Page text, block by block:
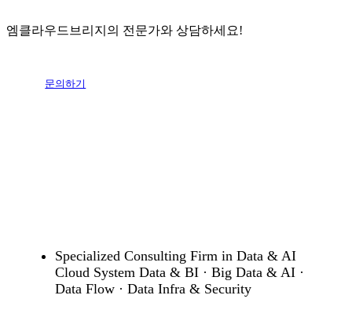
엠클라우드브리지의 전문가와 상담하세요!
문의하기
Specialized Consulting Firm in Data & AI
Cloud System Data & BI · Big Data & AI ·
Data Flow · Data Infra & Security